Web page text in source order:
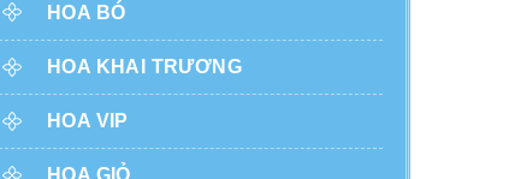
HOA BÓ
HOA KHAI TRƯƠNG
HOA VIP
HOA GIỎ